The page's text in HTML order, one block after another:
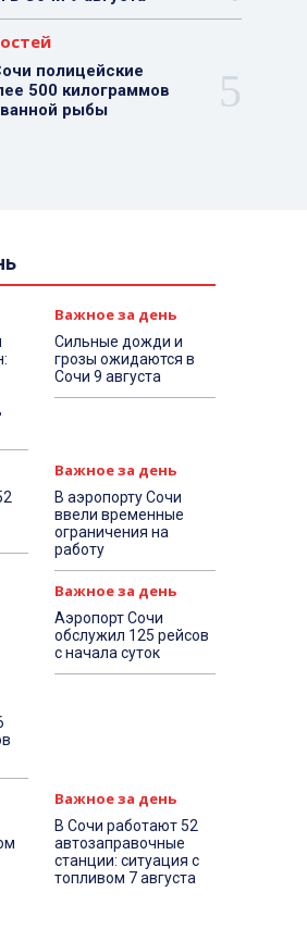
полицейские
500 килограммов
рыбы
Важное за день
Сильные дожди и
грозы ожидаются в
Сочи 9 августа
Важное за день
В аэропорту Сочи
ввели временные
ограничения на
работу
Важное за день
Аэропорт Сочи
обслужил 125 рейсов
с начала суток
Важное за день
В Сочи работают 52
автозаправочные
станции: ситуация с
топливом 7 августа